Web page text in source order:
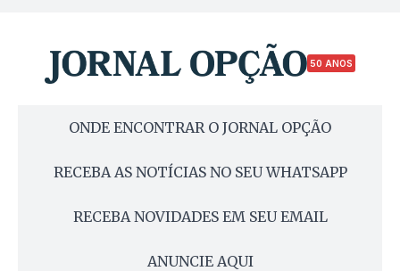
50 ANOS
ONDE ENCONTRAR O JORNAL OPÇÃO
RECEBA AS NOTÍCIAS NO SEU WHATSAPP
RECEBA NOVIDADES EM SEU EMAIL
ANUNCIE AQUI